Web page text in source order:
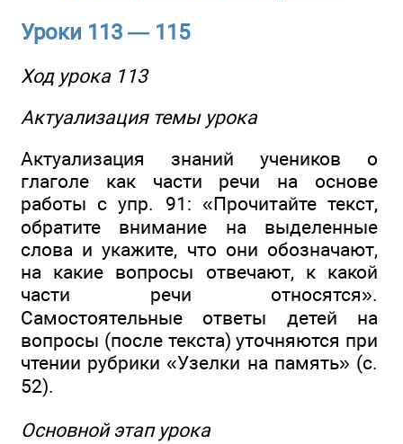
Уроки 113 — 115
Ход урока 113
Актуализация темы урока
Актуализация знаний учеников о
глаголе как части речи на основе
работы с упр. 91: «Прочитайте текст,
обратите внимание на выделенные
слова и укажите, что они обозначают,
на какие вопросы отвечают, к какой
части речи относятся».
Самостоятельные ответы детей на
вопросы (после текста) уточняются при
чтении рубрики «Узелки на память» (с.
52).
Основной этап урока